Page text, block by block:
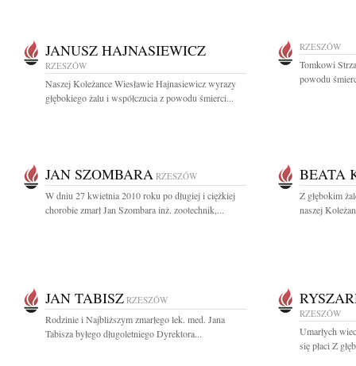
JANUSZ HAJNASIEWICZ
RZESZÓW
Naszej Koleżance Wiesławie Hajnasiewicz wyrazy
głębokiego żalu i współczucia z powodu śmierci...
RZESZÓW
Tomkowi
powodu
JAN SZOMBARA RZESZÓW
W dniu 27 kwietnia 2010 roku po długiej i ciężkiej
chorobie zmarł Jan Szombara inż. zootechnik,...
BEATA
Z głębokim
naszej
JAN TABISZ RZESZÓW
Rodzinie i Najbliższym zmarłego lek. med. Jana
Tabisza byłego długoletniego Dyrektora...
RZESZÓW
Umarłych
się płaci Z